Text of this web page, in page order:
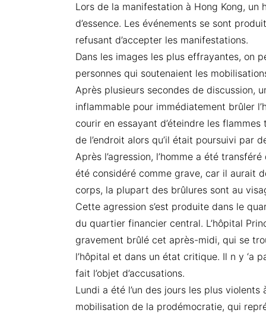
Lors de la manifestation à Hong Kong,
d’essence. Les événements se sont
refusant d’accepter les manifestations.
Dans les images les plus effrayantes, on
personnes qui soutenaient les
Après plusieurs secondes de discussion,
inflammable pour immédiatement brûler
courir en essayant d’éteindre les flammes
de l’endroit alors qu’il était poursuivi par
Après l’agression, l’homme a été
été considéré comme grave, car il aurait
corps, la plupart des brûlures sont au
Cette agression s’est produite dans le
du quartier financier central. L’hôpital
gravement brûlé cet après-midi, qui se
l’hôpital et dans un état critique. Il n y ‘a
fait l’objet d’accusations.
Lundi a été l’un des jours les plus
mobilisation de la prodémocratie, qui